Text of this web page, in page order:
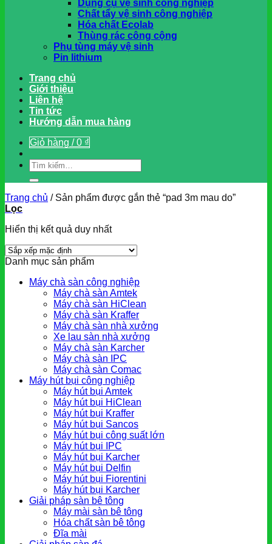
Dụng cụ vệ sinh công nghiệp
Chất tẩy vệ sinh công nghiệp
Hóa chất Ecolab
Thùng rác công cộng
Phụ tùng máy vệ sinh
Pin lithium
Trang chủ
Giới thiệu
Liên hệ
Tin tức
Hướng dẫn mua hàng
Giỏ hàng /0 ₫
Tìm
kiếm:
Trang chủ /Sản phẩm được gắn thẻ “pad 3m mau do”
Lọc
Hiển thị kết quả duy nhất
Danh mục sản phẩm
Máy chà sàn công nghiệp
Máy chà sàn Amtek
Máy chà sàn HiClean
Máy chà sàn Kraffer
Máy chà sàn nhà xưởng
Xe lau sàn nhà xưởng
Máy chà sàn Karcher
Máy chà sàn IPC
Máy chà sàn Comac
Máy hút bụi công nghiệp
Máy hút bụi Amtek
Máy hút bụi HiClean
Máy hút bụi Kraffer
Máy hút bụi Sancos
Máy hút bụi công suất lớn
Máy hút bụi IPC
Máy hút bụi Karcher
Máy hút bụi Delfin
Máy hút bụi Fiorentini
Máy hút bụi Karcher
Giải pháp sàn bê tông
Máy mài sàn bê tông
Hóa chất sàn bê tông
Đĩa mài